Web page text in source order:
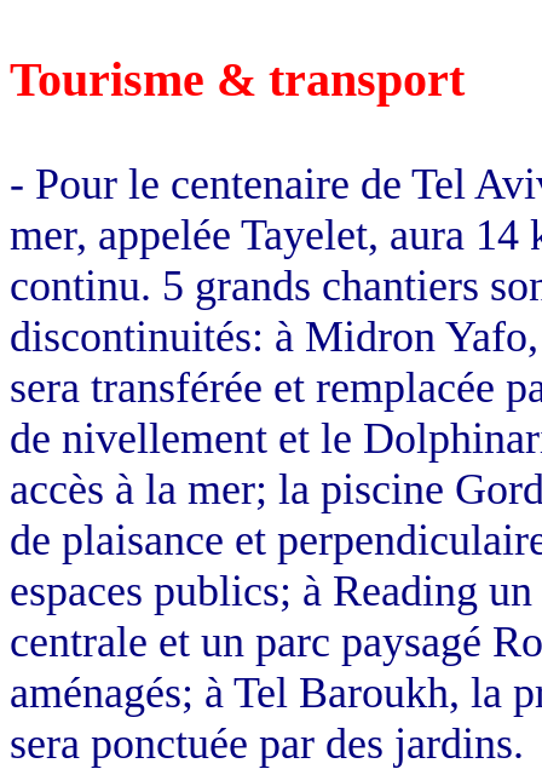
Tourisme & transport
- Pour le centenaire de Tel
mer, appelée Tayelet, aura 14
continu. 5 grands chantiers
discontinuités: à Midron
sera transférée et remplacée
de nivellement et le
accès à la mer; la piscine
de plaisance et
espaces publics; à Reading
centrale et un parc paysagé
aménagés; à Tel Baroukh, la
sera ponctuée par des jardins.